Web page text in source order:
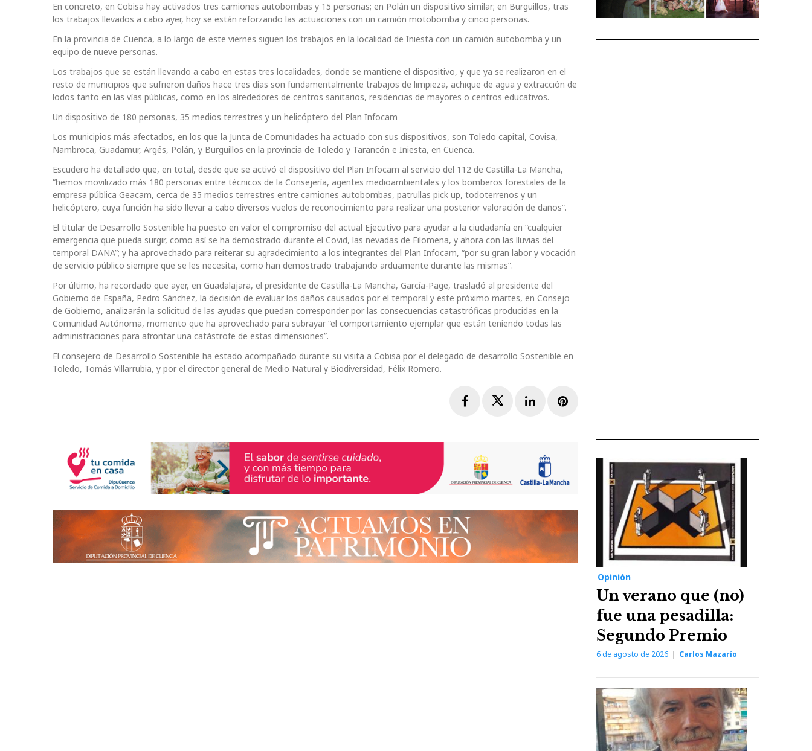
En concreto, en Cobisa hay activados tres camiones autobombas y 15 personas; en Polán un dispositivo similar; en Burguillos, tras
los trabajos llevados a cabo ayer, hoy se están reforzando las actuaciones con un camión motobomba y cinco personas.
En la provincia de Cuenca, a lo largo de este viernes siguen los trabajos en la localidad de Iniesta con un camión autobomba y un
equipo de nueve personas.
Los trabajos que se están llevando a cabo en estas tres localidades, donde se mantiene el dispositivo, y que ya se realizaron en el
resto de municipios que sufrieron daños hace tres días son fundamentalmente trabajos de limpieza, achique de agua y extracción de
lodos tanto en las vías públicas, como en los alrededores de centros sanitarios, residencias de mayores o centros educativos.
Un dispositivo de 180 personas, 35 medios terrestres y un helicóptero del Plan Infocam
Los municipios más afectados, en los que la Junta de Comunidades ha actuado con sus dispositivos, son Toledo capital, Covisa,
Nambroca, Guadamur, Argés, Polán, y Burguillos en la provincia de Toledo y Tarancón e Iniesta, en Cuenca.
Escudero ha detallado que, en total, desde que se activó el dispositivo del Plan Infocam al servicio del 112 de Castilla-La Mancha,
“hemos movilizado más 180 personas entre técnicos de la Consejería, agentes medioambientales y los bomberos forestales de la
empresa pública Geacam, cerca de 35 medios terrestres entre camiones autobombas, patrullas pick up, todoterrenos y un
helicóptero, cuya función ha sido llevar a cabo diversos vuelos de reconocimiento para realizar una posterior valoración de daños”.
El titular de Desarrollo Sostenible ha puesto en valor el compromiso del actual Ejecutivo para ayudar a la ciudadanía en “cualquier
emergencia que pueda surgir, como así se ha demostrado durante el Covid, las nevadas de Filomena, y ahora con las lluvias del
temporal DANA”; y ha aprovechado para reiterar su agradecimiento a los integrantes del Plan Infocam, “por su gran labor y vocación
de servicio público siempre que se les necesita, como han demostrado trabajando arduamente durante las mismas”.
Por último, ha recordado que ayer, en Guadalajara, el presidente de Castilla-La Mancha, García-Page, trasladó al presidente del
Gobierno de España, Pedro Sánchez, la decisión de evaluar los daños causados por el temporal y este próximo martes, en Consejo
de Gobierno, analizarán la solicitud de las ayudas que puedan corresponder por las consecuencias catastróficas producidas en la
Comunidad Autónoma, momento que ha aprovechado para subrayar “el comportamiento ejemplar que están teniendo todas las
administraciones para afrontar una catástrofe de estas dimensiones”.
El consejero de Desarrollo Sostenible ha estado acompañado durante su visita a Cobisa por el delegado de desarrollo Sostenible en
Toledo, Tomás Villarrubia, y por el director general de Medio Natural y Biodiversidad, Félix Romero.
FacebookTwitterLinkedInPinterest
Opinión
Un verano que (no)
fue una pesadilla:
Segundo Premio
6 de agosto de 2026 Carlos Mazarío